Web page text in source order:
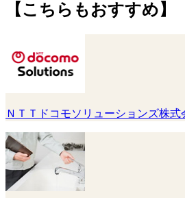
【こちらもおすすめ】
ＮＴＴドコモソリューションズ株式